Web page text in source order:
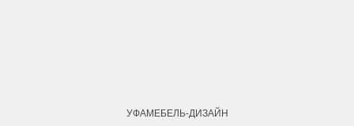
УФАМЕБЕЛЬ-ДИЗАЙН